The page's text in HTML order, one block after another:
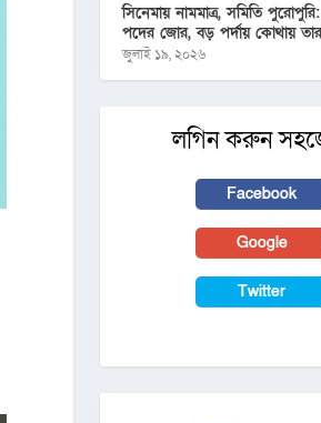
সিনেমায় নামমাত্র, সমিতি
পদের জোর, বড় পর্দায় কোথায়
জুলাই ১৯, ২০২৬
লগিন করুন
Facebook
Google
Twitter